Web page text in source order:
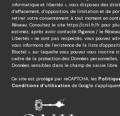
informatique et libertés », vous disposez des
d’effacement, d’opposition, de limitation et de
retirer votre consentement à tout moment en
Réseau. Consultez le site https://cnil.fr/fr pour
estimez, après avoir contacté l'Agence / le
Libertés » ne sont pas respectés, vous pouvez
vous informons de l’existence de la liste
Bloctel », sur laquelle vous pouvez vous inscrire
cadre de la protection des Données
Données sensibles dans le champ de saisie libre.
Ce site est protégé par reCAPTCHA, les
Conditions d'utilisation de Google